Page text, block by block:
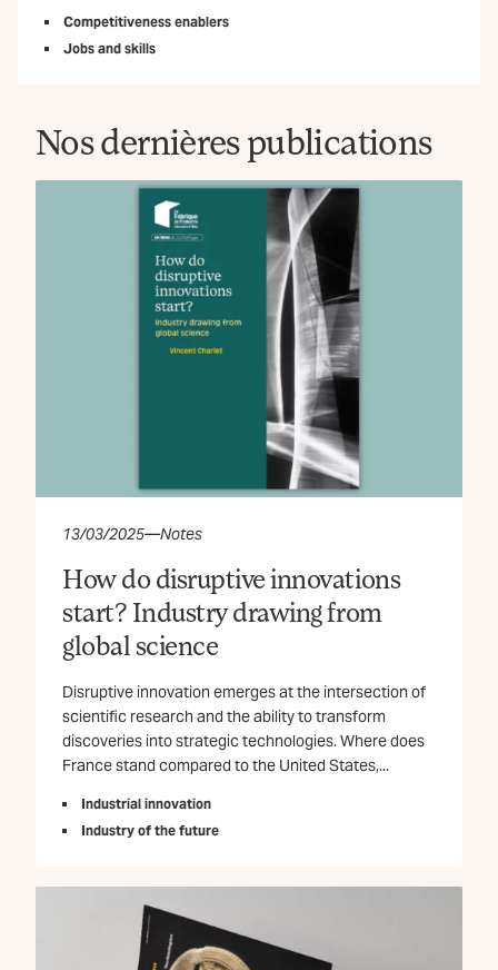
Competitiveness enablers
Jobs and skills
Nos dernières publications
13/03/2025—Notes
How do disruptive innovations
start? Industry drawing from
global science
Disruptive innovation emerges at the intersection of
scientific research and the ability to transform
discoveries into strategic technologies. Where does
France stand compared to the United States,...
Industrial innovation
Industry of the future